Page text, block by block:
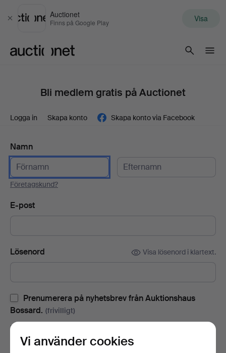
Stäng
Auctionet
Finns på Google Play Visa
Bli medlem gratis på Auctionet
Logga in Skapa konto Skapa konto via Facebook
Namn
Företagskund?
E-post
Lösenord Visa lösenord i klartext.
Prenumerera på nyhetsbrev från Auktionshaus
Bossard. (frivilligt)
Med bl.a. auktionskataloger, inbjudningar till evenemang och
nyheter. Om du ångrar dig kan du enkelt avsluta
prenumerationen.
Vi använder cookies